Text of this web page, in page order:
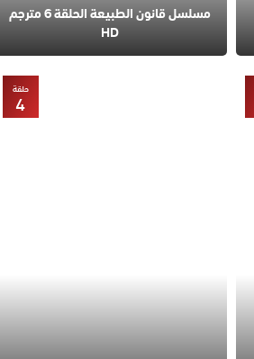
مسلسل قانون الطبيعة الحلقة 6 مترجم
HD
حلقة
4